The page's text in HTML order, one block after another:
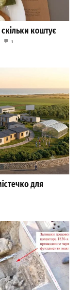
коштує
1
для